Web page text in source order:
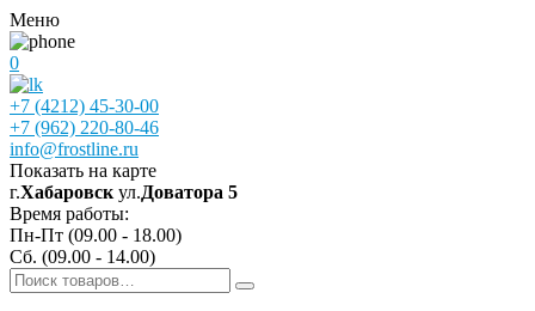
Меню
0
+7 (4212) 45-30-00
+7 (962) 220-80-46
info@frostline.ru
Показать на карте
г.Хабаровск ул.Доватора 5
Время работы:
Пн-Пт (09.00 - 18.00)
Сб. (09.00 - 14.00)